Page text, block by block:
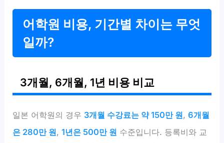
어학원 비용, 기간별 차이는 무엇
일까?
3개월, 6개월, 1년 비용 비교
일본 어학원의 경우 3개월 수강료는 약 150만 원,6개월
은 280만 원,1년은 500만 원 수준입니다. 등록비와 교